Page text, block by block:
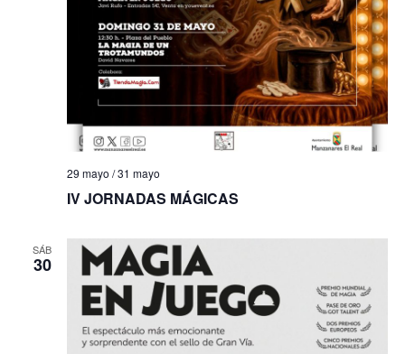
29 mayo /31 mayo
IV JORNADAS MÁGICAS
SÁB
30